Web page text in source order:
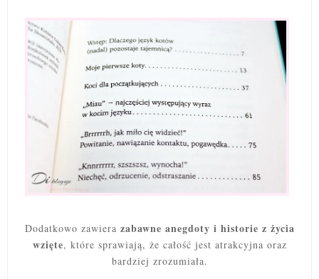
Dodatkowo zawiera zabawne anegdoty i historie z życia
wzięte, które sprawiają, że całość jest atrakcyjna oraz
bardziej zrozumiała.